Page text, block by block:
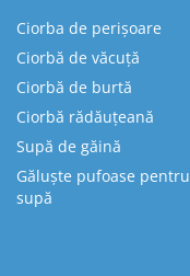
Ciorba de perișoare
Ciorbă de văcuță
Ciorbă de burtă
Ciorbă rădăuțeană
Supă de găină
Găluște pufoase pentru
supă